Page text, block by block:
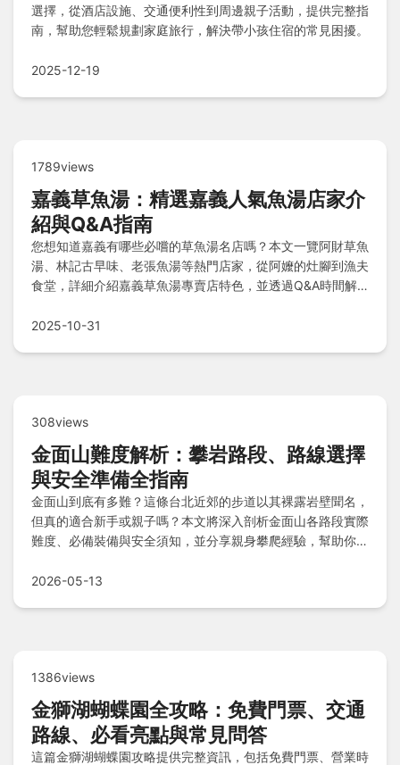
選擇，從酒店設施、交通便利性到周邊親子活動，提供完整指
南，幫助您輕鬆規劃家庭旅行，解決帶小孩住宿的常見困擾。
2025-12-19
1789views
嘉義草魚湯：精選嘉義人氣魚湯店家介
紹與Q&A指南
您想知道嘉義有哪些必嚐的草魚湯名店嗎？本文一覽阿財草魚
湯、林記古早味、老張魚湯等熱門店家，從阿嬤的灶腳到漁夫
食堂，詳細介紹嘉義草魚湯專賣店特色，並透過Q&A時間解
2025-10-31
308views
金面山難度解析：攀岩路段、路線選擇
與安全準備全指南
金面山到底有多難？這條台北近郊的步道以其裸露岩壁聞名，
但真的適合新手或親子嗎？本文將深入剖析金面山各路段實際
難度、必備裝備與安全須知，並分享親身攀爬經驗，幫助你判
2026-05-13
1386views
金獅湖蝴蝶園全攻略：免費門票、交通
路線、必看亮點與常見問答
這篇金獅湖蝴蝶園攻略提供完整資訊，包括免費門票、營業時